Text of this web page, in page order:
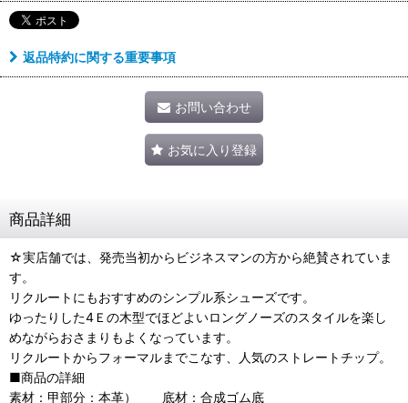
返品特約に関する重要事項
お問い合わせ
お気に入り登録
商品詳細
☆実店舗では、発売当初からビジネスマンの方から絶賛されていま
す。
リクルートにもおすすめのシンプル系シューズです。
ゆったりした4Ｅの木型でほどよいロングノーズのスタイルを楽し
めながらおさまりもよくなっています。
リクルートからフォーマルまでこなす、人気のストレートチップ。
■商品の詳細
素材：甲部分：本革） 底材：合成ゴム底